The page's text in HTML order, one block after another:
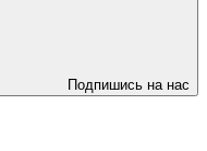
Подпишись на нас